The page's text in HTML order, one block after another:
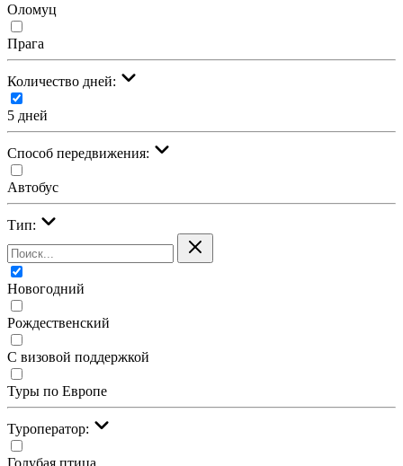
Оломуц
Прага
Количество дней:
5 дней
Cпособ передвижения:
Автобус
Тип:
Новогодний
Рождественский
С визовой поддержкой
Туры по Европе
Туроператор:
Голубая птица